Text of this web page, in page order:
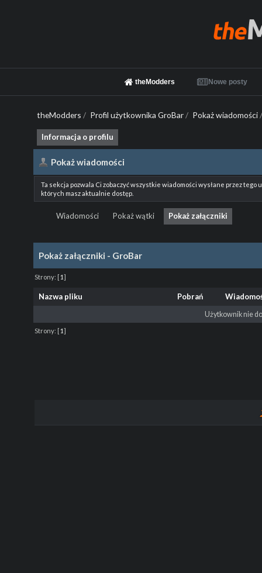
theModders Nowe posty
theModders / Profil użytkownika GroBar/ Pokaż wiadomości/
Informacja o profilu
Pokaż wiadomości
Ta sekcja pozwala Ci zobaczyć wszystkie wiadomości wysłane przez
których masz aktualnie dostęp.
Wiadomości Pokaż wątki Pokaż załączniki
Pokaż załączniki - GroBar
Strony: [1]
Nazwa pliku Pobrań
Użytkownik nie
Strony: [1]